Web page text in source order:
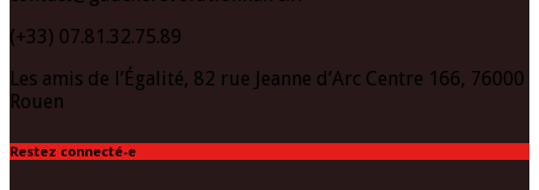
(+33) 07.81.32.75.89
Les amis de l’Égalité, 82 rue Jeanne d’Arc Centre 166, 76000
Rouen
Restez connecté-e